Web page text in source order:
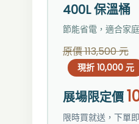
400L 保溫桶
節能省電，適合家
原價 113,500 元
現折 10,000 元
展場限定價
限時買就送，下單